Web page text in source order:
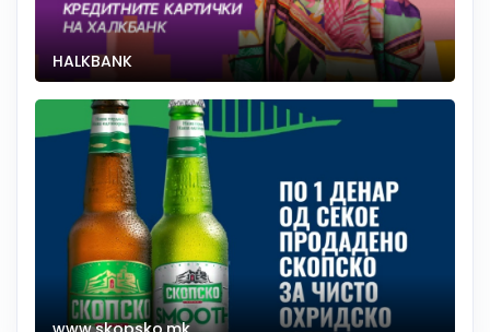
HALKBANK